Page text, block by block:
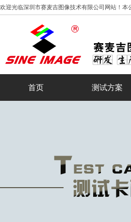
欢迎光临深圳市赛麦吉图像技术有限公司网站！本
首页 测试方案